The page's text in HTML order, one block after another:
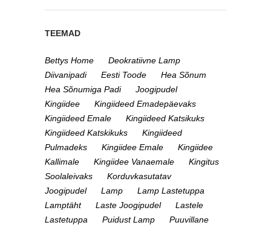
TEEMAD
Bettys Home
Deokratiivne Lamp
Diivanipadi
Eesti Toode
Hea Sõnum
Hea Sõnumiga Padi
Joogipudel
Kingiidee
Kingiideed Emadepäevaks
Kingiideed Emale
Kingiideed Katsikuks
Kingiideed Katskikuks
Kingiideed
Pulmadeks
Kingiidee Emale
Kingiidee
Kallimale
Kingiidee Vanaemale
Kingitus
Soolaleivaks
Korduvkasutatav
Joogipudel
Lamp
Lamp Lastetuppa
Lamptäht
Laste Joogipudel
Lastele
Lastetuppa
Puidust Lamp
Puuvillane